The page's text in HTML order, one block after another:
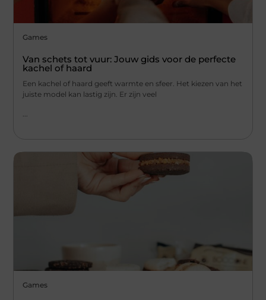
Games
Van schets tot vuur: Jouw gids voor de perfecte
kachel of haard
Een kachel of haard geeft warmte en sfeer. Het kiezen van het
juiste model kan lastig zijn. Er zijn veel
Games